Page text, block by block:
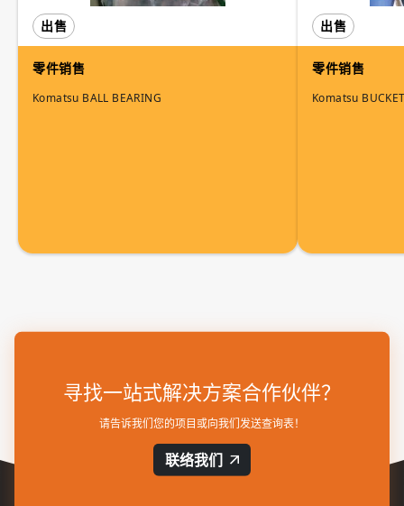
出售
零件销售
Komatsu BALL BEARING
出售
零件销售
Komatsu
寻找一站式解决方案合作伙伴？
请告诉我们您的项目或向我们发送查询表！
联络我们